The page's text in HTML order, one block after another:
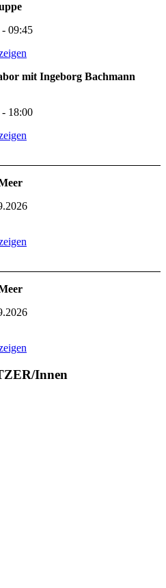
- 09:45
mit Ingeborg Bachmann
- 18:00
Innen